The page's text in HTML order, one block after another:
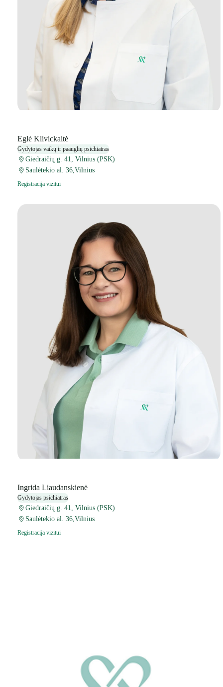
Eglė Klivickaitė
Gydytojas vaikų ir paauglių psichiatras
Giedraičių g. 41, Vilnius (PSK)
Saulėtekio al. 36,Vilnius
Registracija vizitui
Ingrida Liaudanskienė
Gydytojas psichiatras
Giedraičių g. 41, Vilnius (PSK)
Saulėtekio al. 36,Vilnius
Registracija vizitui